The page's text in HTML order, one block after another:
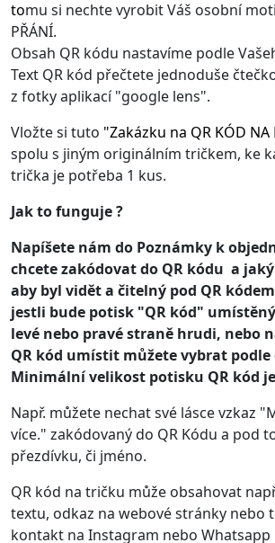
tomu si nechte vyrobit Váš osobní
PŘÁNÍ.
Obsah QR kódu nastavíme podle
Text QR kód přečtete jednoduše
z fotky aplikací "google lens".
Vložte si tuto "Zakázku na QR KÓD NA
spolu s jiným originálním tričkem, ke
trička je potřeba 1 kus.
Jak to funguje ?
Napíšete nám do Poznámky k
chcete zakódovat do QR kódu a
aby byl vidět a čitelný pod QR
jestli bude potisk "QR kód"
levé nebo pravé straně hrudi, nebo
QR kód umístit můžete vybrat podle
Minimální velikost potisku QR kód
Např. můžete nechat své lásce vzkaz
více." zakódovaný do QR Kódu a pod
přezdívku, či jméno.
QR kód na tričku může obsahovat
textu, odkaz na webové stránky nebo
kontakt na Instagram nebo Whatsapp